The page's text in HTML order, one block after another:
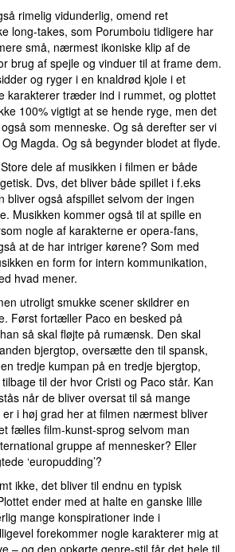
rimelig vidunderlig, omend ret
long-takes, som Porumboiu tidligere har
små, nærmest ikoniske klip af de
brug af spejle og vinduer til at frame dem.
og ryger i en knaldrød kjole i et
karakterer træder ind i rummet, og plottet
100% vigtigt at se hende ryge, men det
som menneske. Og så derefter ser vi
Magda. Og så begynder blodet at flyde.
dele af musikken i filmen er både
Dvs, det bliver både spillet i f.eks
bliver også afspillet selvom der ingen
Musikken kommer også til at spille en
nogle af karakterne er opera-fans,
at de har intriger kørene? Som med
en form for intern kommunikation,
hvad mener.
utroligt smukke scener skildrer en
Først fortæller Paco en besked på
så skal fløjte på rumænsk. Den skal
bjergtop, oversætte den til spansk,
tredje kumpan på en tredje bjergtop,
til der hvor Cristi og Paco står. Kan
når de bliver oversat til så mange
i høj grad her at filmen nærmest bliver
fælles film-kunst-sprog selvom man
gruppe af mennesker? Eller
‘europudding’?
ikke, det bliver til endnu en typisk
ender med at halte en ganske lille
mange konspirationer inde i
forekommer nogle karakterer mig at
– og den opkørte genre-stil får det hele til